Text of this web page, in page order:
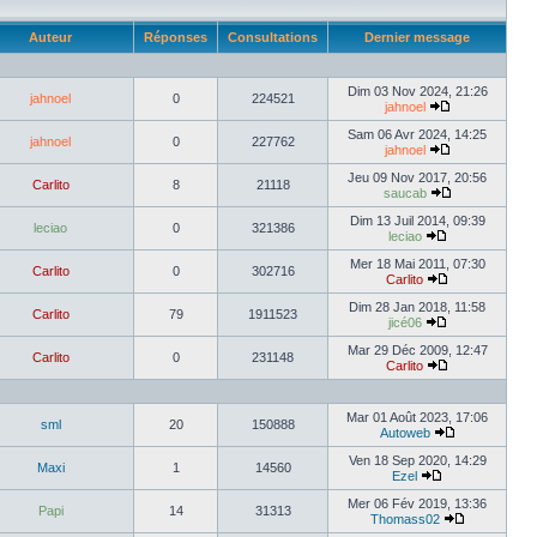
Auteur Réponses Consultations Dernier message
jahnoel 0 224521
Dim 03 Nov 2024, 21:26
jahnoel
jahnoel 0 227762
Sam 06 Avr 2024, 14:25
jahnoel
Carlito 8 21118
Jeu 09 Nov 2017, 20:56
saucab
leciao 0 321386
Dim 13 Juil 2014, 09:39
leciao
Carlito 0 302716
Mer 18 Mai 2011, 07:30
Carlito
Carlito 79 1911523
Dim 28 Jan 2018, 11:58
jicé06
Carlito 0 231148
Mar 29 Déc 2009, 12:47
Carlito
sml 20 150888
Mar 01 Août 2023, 17:06
Autoweb
Maxi 1 14560
Ven 18 Sep 2020, 14:29
Ezel
Papi 14 31313
Mer 06 Fév 2019, 13:36
Thomass02